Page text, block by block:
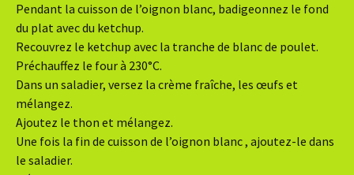
Pendant la cuisson de l’oignon blanc, badigeonnez le fond
du plat avec du ketchup.
Recouvrez le ketchup avec la tranche de blanc de poulet.
Préchauffez le four à 230°C.
Dans un saladier, versez la crème fraîche, les œufs et
mélangez.
Ajoutez le thon et mélangez.
Une fois la fin de cuisson de l’oignon blanc , ajoutez-le dans
le saladier.